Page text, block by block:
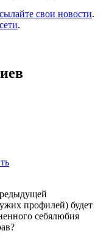
свои новости.
.
профилей) будет
себялюбия